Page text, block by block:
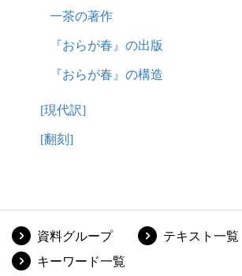
資料グループ
テキスト一覧
キーワード一覧